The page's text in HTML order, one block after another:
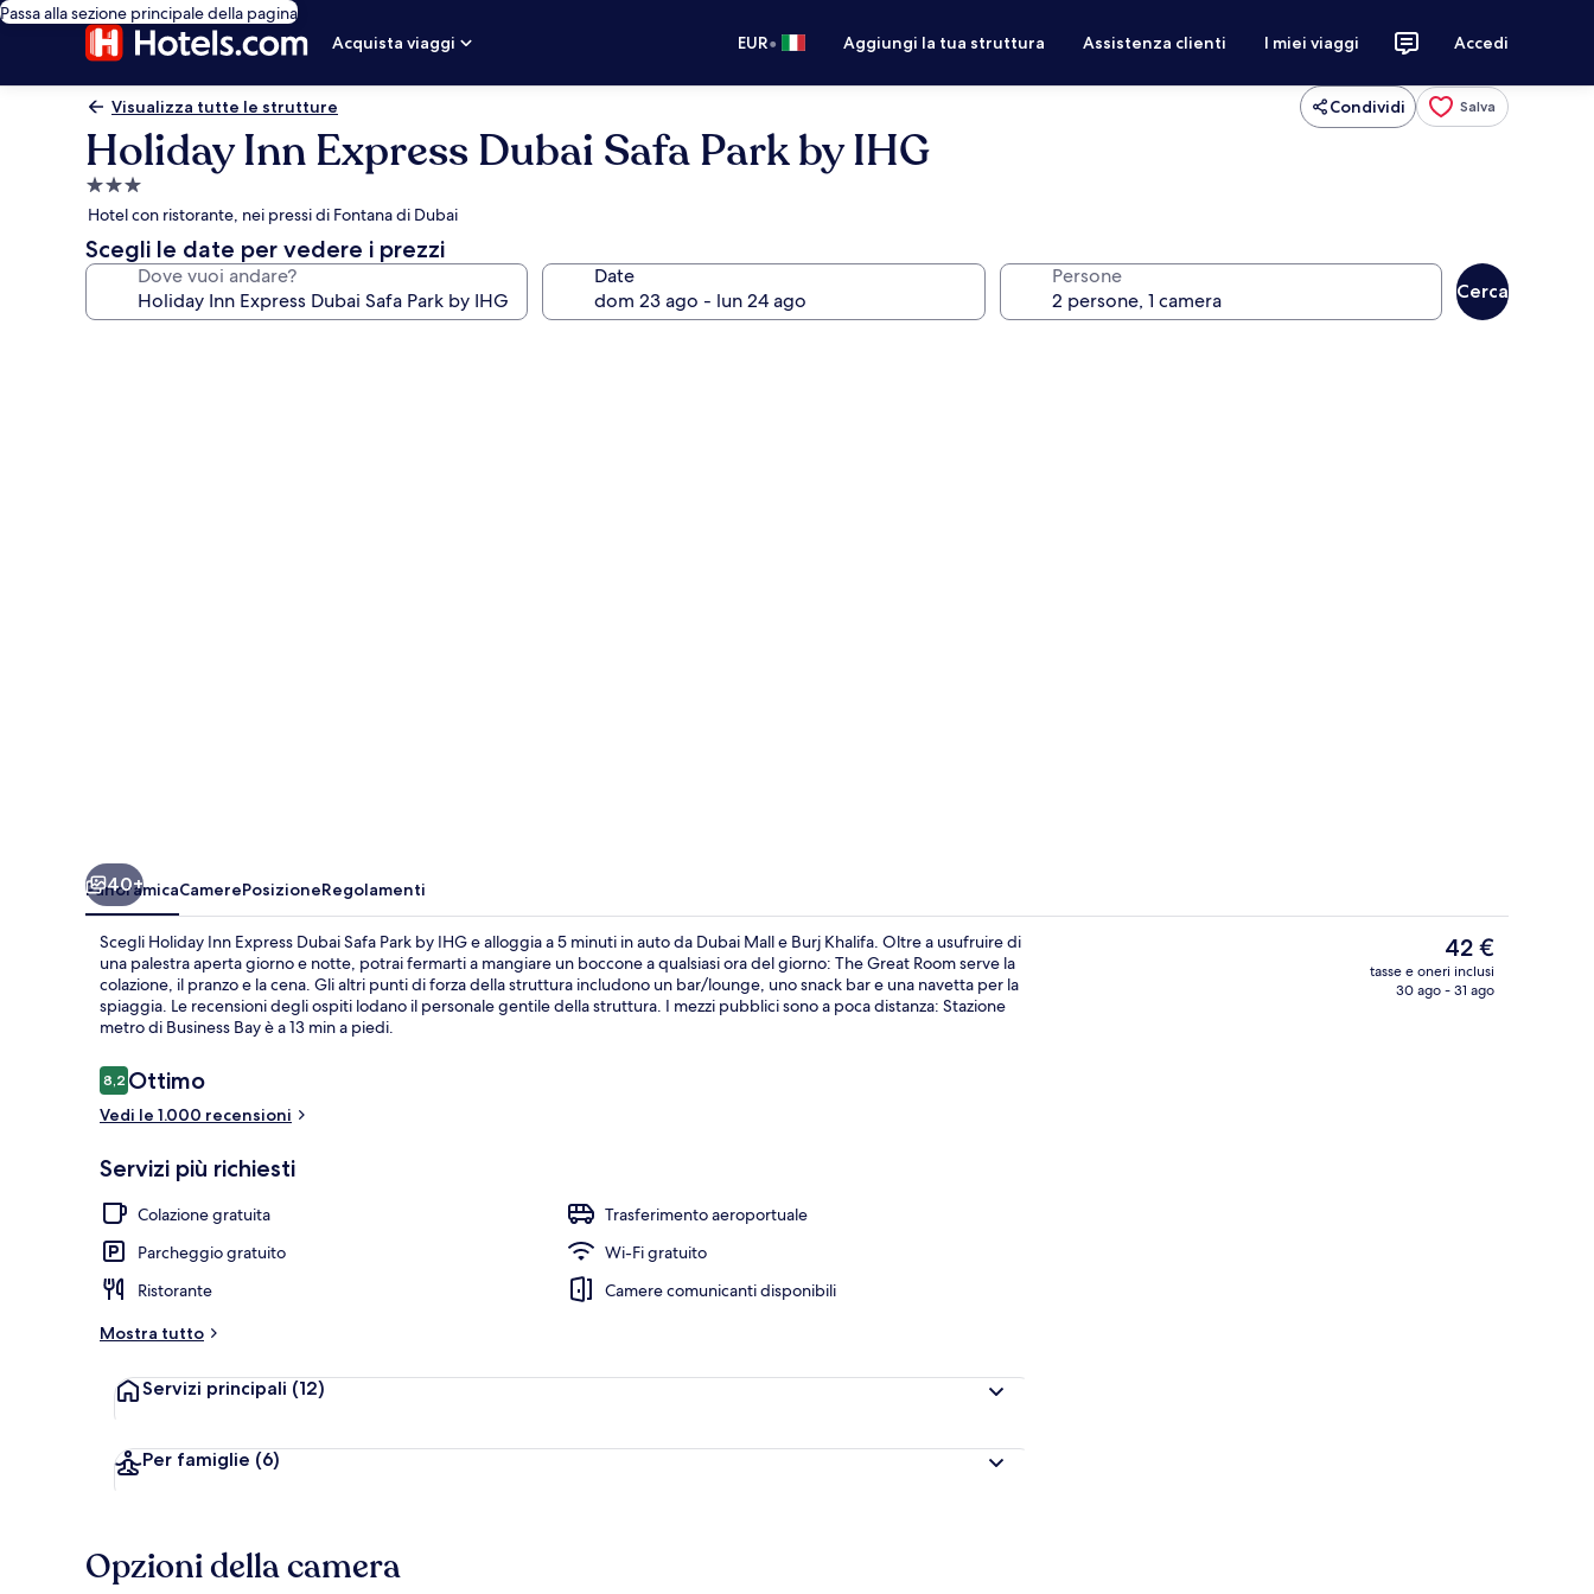
Passa alla sezione principale della pagina
Acquista viaggi
EUR• Aggiungi la tua struttura Assistenza clienti I miei viaggi Accedi
Visualizza tutte le strutture Condividi Salva
Holiday Inn Express Dubai Safa Park by IHG
Struttura
a
3.0
stelle
Hotel con ristorante, nei pressi di Fontana di Dubai
Scegli le date per vedere i prezzi
Dove vuoi andare? Date Persone
Cerca
Area fitness
40+
PanoramicaCamerePosizioneRegolamenti
Scegli Holiday Inn Express Dubai Safa Park by IHG e alloggia a 5 minuti in auto da Dubai Mall e Burj Khalifa. Oltre a usufruire di
una palestra aperta giorno e notte, potrai fermarti a mangiare un boccone a qualsiasi ora del giorno: The Great Room serve la
colazione, il pranzo e la cena. Gli altri punti di forza della struttura includono un bar/lounge, uno snack bar e una navetta per la
spiaggia. Le recensioni degli ospiti lodano il personale gentile della struttura. I mezzi pubblici sono a poca distanza: Stazione
metro di Business Bay è a 13 min a piedi.
Recensioni
8,28,2 su 10
Ottimo
Vedi le 1.000 recensioni
Servizi più richiesti
Colazione gratuita
Trasferimento aeroportuale
Parcheggio gratuito
Wi-Fi gratuito
Ristorante
Camere comunicanti disponibili
Mostra tutto
Servizi principali (12)
Per famiglie (6)
Il
prezzo
attuale
42 €
tasse e oneri inclusi
30 ago - 31 ago
Opzioni della camera